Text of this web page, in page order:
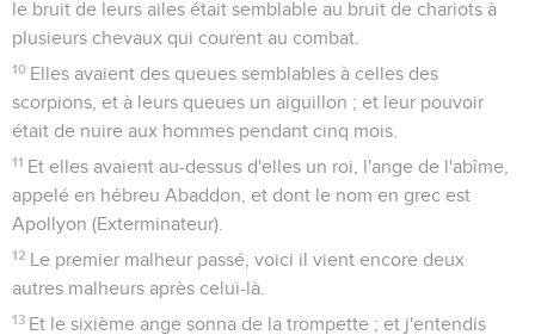
le bruit de leurs ailes était semblable au bruit de chariots à
plusieurs chevaux qui courent au combat.
10 Elles avaient des queues semblables à celles des
scorpions, et à leurs queues un aiguillon ; et leur pouvoir
était de nuire aux hommes pendant cinq mois.
11 Et elles avaient au-dessus d'elles un roi, l'ange de l'abîme,
appelé en hébreu Abaddon, et dont le nom en grec est
Apollyon (Exterminateur).
12 Le premier malheur passé, voici il vient encore deux
autres malheurs après celui-là.
13 Et le sixième ange sonna de la trompette ; et j'entendis